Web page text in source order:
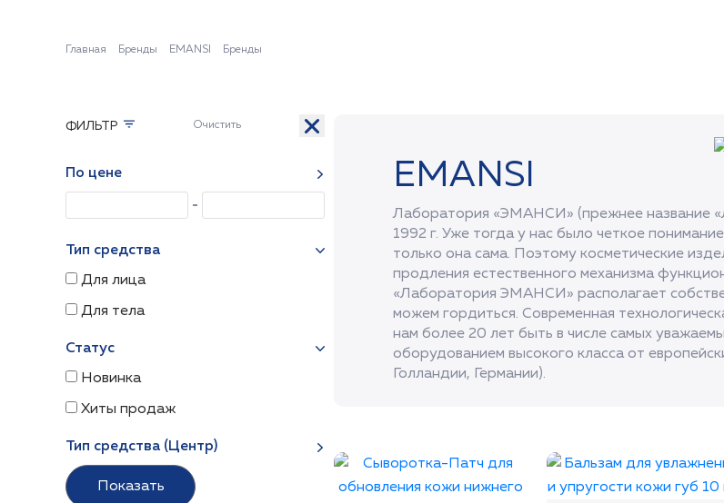
Главная Бренды EMANSI Бренды
ФИЛЬТР
По цене
Тип средства
Для лица
Для тела
Статус
Новинка
Хиты продаж
Тип средства (Центр)
EMANSI
Лаборатория «ЭМАНСИ» (прежнее название
1992 г. Уже тогда у нас было четкое
только она сама. Поэтому косметические
продления естественного механизма
«Лаборатория ЭМАНСИ» располагает
можем гордиться. Современная
нам более 20 лет быть в числе самых
оборудованием высокого класса от
Голландии, Германии).